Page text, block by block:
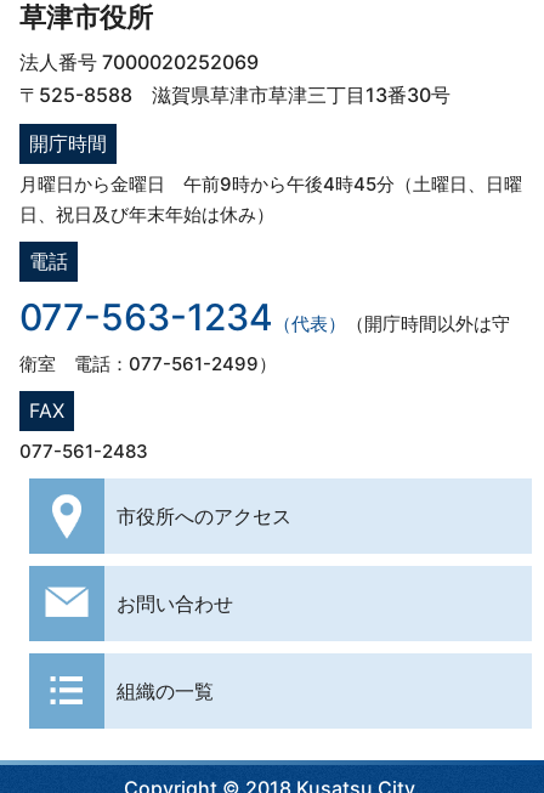
草津市役所
法人番号 7000020252069
〒525-8588 滋賀県草津市草津三丁目13番30号
開庁時間
月曜日から金曜日 午前9時から午後4時45分（土曜日、日曜
日、祝日及び年末年始は休み）
電話
077-563-1234 （代表）
（開庁時間以外は守
衛室 電話：077-561-2499）
FAX
077-561-2483
市役所へのアクセス
お問い合わせ
組織の一覧